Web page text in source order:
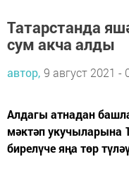
Татарстанда
сум акча алды
автор, 9 август 2021 -
Алдагы атнадан
мәктәп укучыларына
бирелүче яңа төр